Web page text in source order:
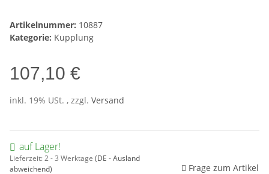
Artikelnummer: 10887
Kategorie: Kupplung
107,10 €
inkl. 19% USt. , zzgl. Versand
auf Lager!
Lieferzeit:2 - 3 Werktage (DE - Ausland
abweichend)
Frage zum Artikel